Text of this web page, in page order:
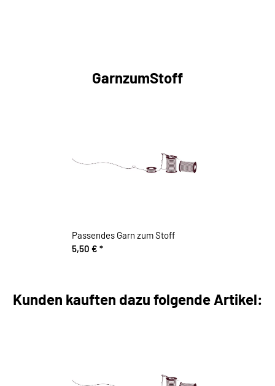
GarnzumStoff
Passendes Garn zum Stoff
5,50 € *
Kunden kauften dazu folgende Artikel: